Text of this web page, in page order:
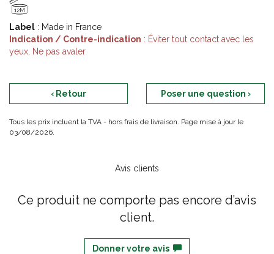
12M
Label : Made in France
Indication / Contre-indication : Éviter tout contact avec les
yeux, Ne pas avaler
‹ Retour Poser une question ›
Tous les prix incluent la TVA - hors frais de livraison. Page mise à jour le
03/08/2026.
Avis clients
Ce produit ne comporte pas encore d’avis
client.
Donner votre avis